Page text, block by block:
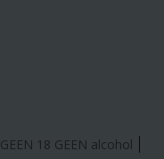
GEEN 18 GEEN alcohol